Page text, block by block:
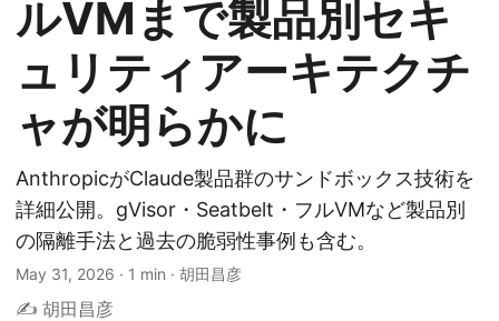
ルVMまで製品別セキ
ュリティアーキテクチ
ャが明らかに
AnthropicがClaude製品群のサンドボックス技術を
詳細公開。gVisor・Seatbelt・フルVMなど製品別
の隔離手法と過去の脆弱性事例も含む。
May 31, 2026 · 1 min · 胡田昌彦
✍️ 胡田昌彦